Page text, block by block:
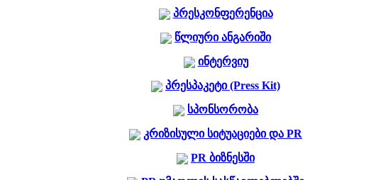
პრესკონფერენცია
წლიური ანგარიში
ინტერვიუ
პრესპაკეტი (Press Kit)
სპონსორობა
კრიზისული სიტუაციები და PR
PR ბიზნესში